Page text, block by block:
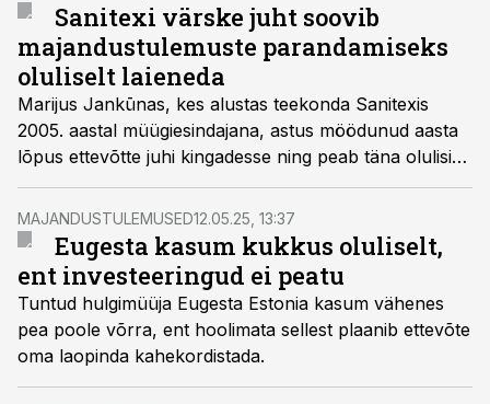
Sanitexi värske juht soovib
majandustulemuste parandamiseks
oluliselt laieneda
Marijus Jankūnas, kes alustas teekonda Sanitexis
2005. aastal müügiesindajana, astus möödunud aasta
lõpus ettevõtte juhi kingadesse ning peab täna olulisi
laienemisplaane.
MAJANDUSTULEMUSED12.05.25, 13:37
Eugesta kasum kukkus oluliselt,
ent investeeringud ei peatu
Tuntud hulgimüüja Eugesta Estonia kasum vähenes
pea poole võrra, ent hoolimata sellest plaanib ettevõte
oma laopinda kahekordistada.